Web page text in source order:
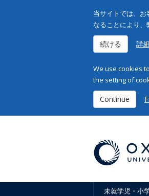
当サイトでは、
なることにより、
続ける 詳
We use cookies
the setting of
Continue
未就学児・小